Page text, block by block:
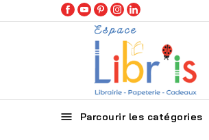
 Parcourir les catégories